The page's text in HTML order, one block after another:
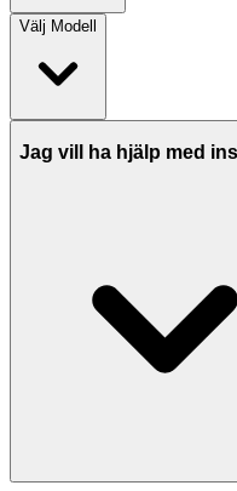
Välj Modell
Jag vill ha hjälp med